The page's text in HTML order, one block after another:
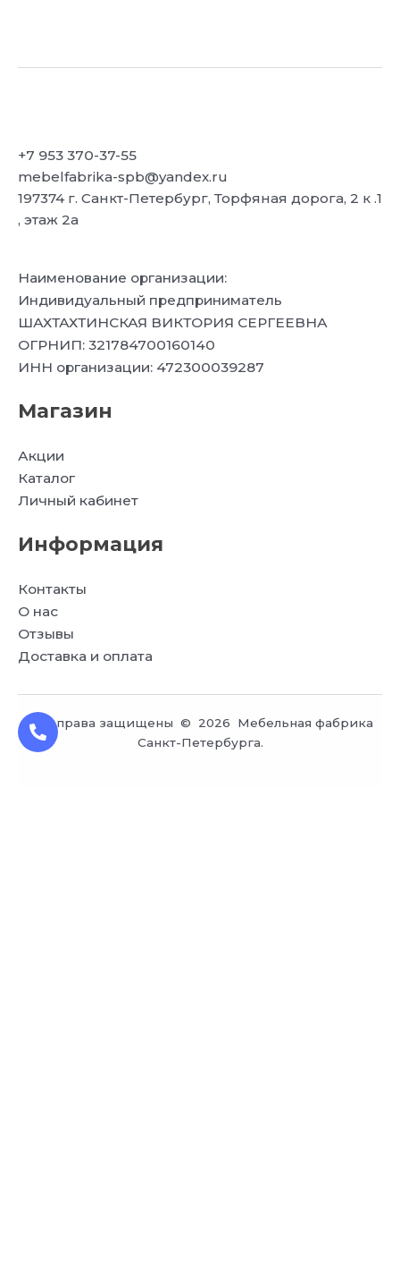
+7 953 370-37-55
mebelfabrika-spb@yandex.ru
197374 г. Санкт-Петербург, Торфяная дорога, 2 к .1
, этаж 2а
Наименование организации:
Индивидуальный предприниматель
ШАХТАХТИНСКАЯ ВИКТОРИЯ СЕРГЕЕВНА
ОГРНИП: 321784700160140
ИНН организации: 472300039287
Магазин
Акции
Каталог
Личный кабинет
Информация
Контакты
О нас
Отзывы
Доставка и оплата
Все права защищены © 2026 Мебельная фабрика
Санкт-Петербурга.